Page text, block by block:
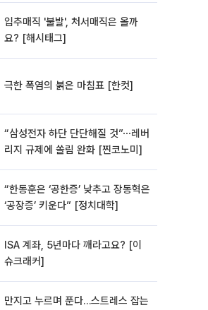
입추매직 '불발', 처서매직은 올까
요? [해시태그]
극한 폭염의 붉은 마침표 [한컷]
“삼성전자 하단 단단해질 것”⋯레버
리지 규제에 쏠림 완화 [찐코노미]
“한동훈은 ‘공한증’ 낮추고 장동혁은
‘공장증’ 키운다” [정치대학]
ISA 계좌, 5년마다 깨라고요? [이
슈크래커]
만지고 누르며 푼다…스트레스 잡는